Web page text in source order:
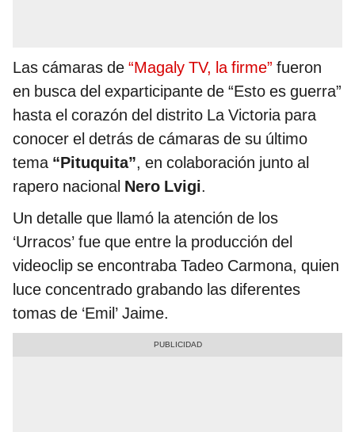
Las cámaras de “Magaly TV, la firme” fueron
en busca del exparticipante de “Esto es guerra”
hasta el corazón del distrito La Victoria para
conocer el detrás de cámaras de su último
tema “Pituquita”, en colaboración junto al
rapero nacional Nero Lvigi.
Un detalle que llamó la atención de los
‘Urracos’ fue que entre la producción del
videoclip se encontraba Tadeo Carmona, quien
luce concentrado grabando las diferentes
tomas de ‘Emil’ Jaime.